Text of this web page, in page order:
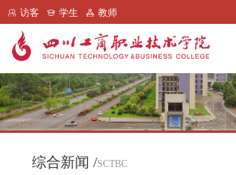
访客 学生 教师
综合新闻 /SCTBC